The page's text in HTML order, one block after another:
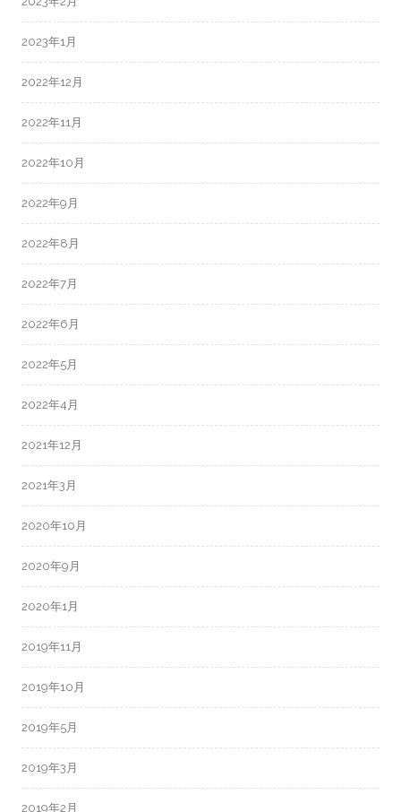
2023年1月
2022年12月
2022年11月
2022年10月
2022年9月
2022年8月
2022年7月
2022年6月
2022年5月
2022年4月
2021年12月
2021年3月
2020年10月
2020年9月
2020年1月
2019年11月
2019年10月
2019年5月
2019年3月
2019年2月